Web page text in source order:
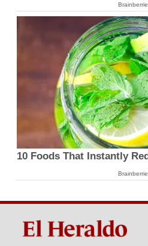
10 Foods That Instantly